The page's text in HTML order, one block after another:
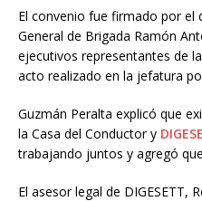
El convenio fue firmado por el
General de Brigada Ramón
ejecutivos representantes de
acto realizado en la jefatura
Guzmán Peralta explicó que
la Casa del Conductor y
trabajando juntos y agregó
El asesor legal de DIGESETT,